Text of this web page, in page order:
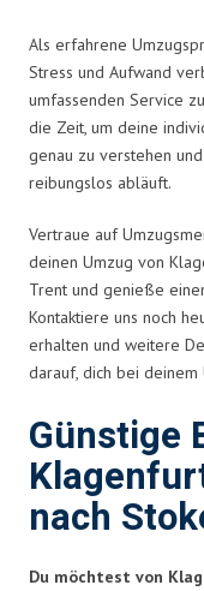
Als erfahrene
Stress und Aufwand
umfassenden Service
die Zeit, um deine
genau zu verstehen
reibungslos abläuft.
Vertraue auf
deinen Umzug von
Trent und genieße
Kontaktiere uns noch
erhalten und weitere
darauf, dich bei
Günstige
nach
Du möchtest von